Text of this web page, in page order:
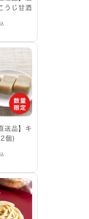
うじ甘酒
送品】キ
個)